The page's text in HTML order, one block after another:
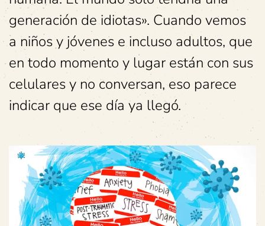
generación de idiotas». Cuando vemos
a niños y jóvenes e incluso adultos, que
en todo momento y lugar están con sus
celulares y no conversan, eso parece
indicar que ese día ya llegó.